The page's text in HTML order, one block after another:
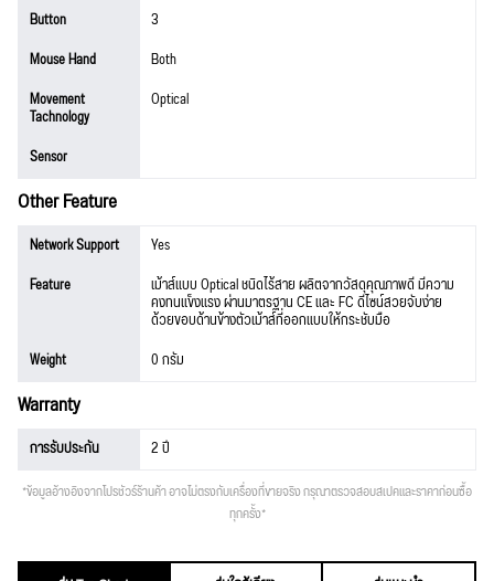
Button
3
Mouse Hand
Both
Movement
Tachnology
Optical
Sensor
Other Feature
Network Support
Yes
Feature
เม้าส์แบบ Optical ชนิดไร้สาย ผลิตจากวัสดุคุณภาพดี มีความ
คงทนแข็งแรง ผ่านมาตรฐาน CE และ FC ดีไซน์สวยจับง่าย
ด้วยขอบด้านข้างตัวเม้าส์ที่ออกแบบให้กระชับมือ
Weight
0 กรัม
Warranty
การรับประกัน 2 ปี
*ข้อมูลอ้างอิงจากโปรชัวร์ร้านค้า อาจไม่ตรงกับเครื่องที่ขายจริง กรุณาตรวจสอบสเปคและราคาก่อนซื้อ
ทุกครั้ง*